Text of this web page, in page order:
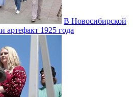
В Новосибирской
артефакт 1925 года